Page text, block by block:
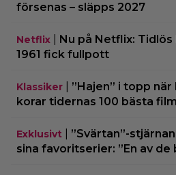
försenas – släpps 2027
Netflix
Nu på Netflix:
1961 fick fullpott
Klassiker
”Hajen” i topp
korar tidernas 100 bästa
Exklusivt
”Svärtan”-
sina favoritserier: ”En av de